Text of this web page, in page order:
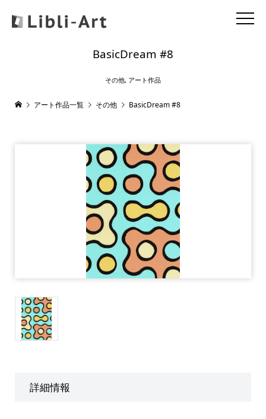
BasicDream #8
その他, アート作品
アート作品一覧 その他 BasicDream #8
詳細情報